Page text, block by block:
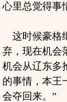
心里总觉得事
这时候豪格
弃，现在机会
机会从辽东多
的事情，本王
会夺回来。”